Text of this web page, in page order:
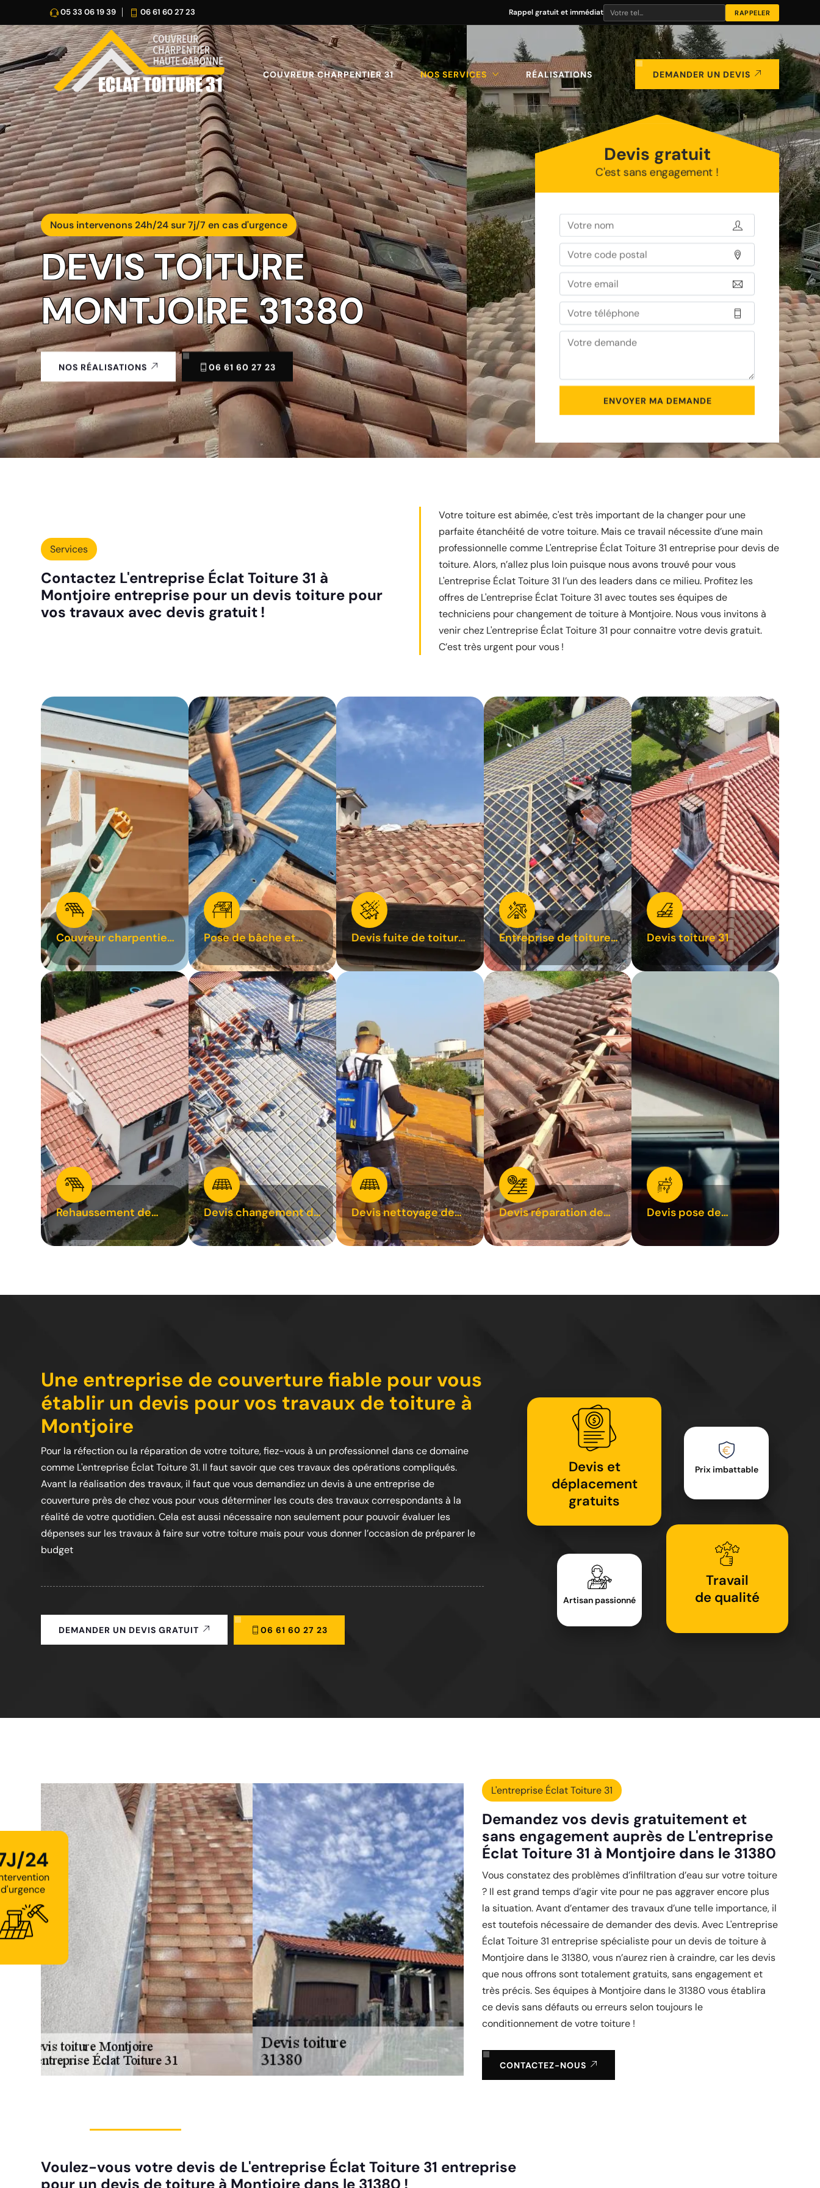
05 33 06 19 39 06 61 60 27 23 Rappel gratuit et immédiat
COUVREUR CHARPENTIER 31 NOS SERVICES RÉALISATIONS DEMANDER UN DEVIS
Nous intervenons 24h/24 sur 7j/7 en cas d'urgence
DEVIS TOITURE
MONTJOIRE 31380
NOS RÉALISATIONS 06 61 60 27 23
Devis gratuit
C'est sans engagement !
Services
Contactez L'entreprise Éclat Toiture 31 à
Montjoire entreprise pour un devis toiture pour
vos travaux avec devis gratuit !
Votre toiture est abimée, c'est très important de la changer pour une
parfaite étanchéité de votre toiture. Mais ce travail nécessite d’une main
professionnelle comme L'entreprise Éclat Toiture 31 entreprise pour devis de
toiture. Alors, n’allez plus loin puisque nous avons trouvé pour vous
L'entreprise Éclat Toiture 31 l’un des leaders dans ce milieu. Profitez les
offres de L'entreprise Éclat Toiture 31 avec toutes ses équipes de
techniciens pour changement de toiture à Montjoire. Nous vous invitons à
venir chez L'entreprise Éclat Toiture 31 pour connaitre votre devis gratuit.
C’est très urgent pour vous !
Couvreur charpentier
31
Pose de bâche et
bâchage de toiture 31
Devis fuite de toiture
31
Entreprise de toiture
31
Devis toiture 31
Rehaussement de
toiture 31
Devis changement de
tuile 31
Devis nettoyage de
toiture 31
Devis réparation de
toiture 31
Devis pose de
Une entreprise de couverture fiable pour vous
établir un devis pour vos travaux de toiture à
Montjoire
Pour la réfection ou la réparation de votre toiture, fiez-vous à un professionnel dans ce domaine
comme L'entreprise Éclat Toiture 31. Il faut savoir que ces travaux des opérations compliqués.
Avant la réalisation des travaux, il faut que vous demandiez un devis à une entreprise de
couverture près de chez vous pour vous déterminer les couts des travaux correspondants à la
réalité de votre quotidien. Cela est aussi nécessaire non seulement pour pouvoir évaluer les
dépenses sur les travaux à faire sur votre toiture mais pour vous donner l’occasion de préparer le
budget
Devis et
déplacement
gratuits
Artisan passionné
Prix imbattable
Travail
de qualité
DEMANDER UN DEVIS GRATUIT 06 61 60 27 23
24
d'urgence
L'entreprise Éclat Toiture 31
Demandez vos devis gratuitement et
sans engagement auprès de L'entreprise
Éclat Toiture 31 à Montjoire dans le 31380
Vous constatez des problèmes d’infiltration d’eau sur votre toiture
? Il est grand temps d’agir vite pour ne pas aggraver encore plus
la situation. Avant d’entamer des travaux d’une telle importance, il
est toutefois nécessaire de demander des devis. Avec L'entreprise
Éclat Toiture 31 entreprise spécialiste pour un devis de toiture à
Montjoire dans le 31380, vous n’aurez rien à craindre, car les devis
que nous offrons sont totalement gratuits, sans engagement et
très précis. Ses équipes à Montjoire dans le 31380 vous établira
ce devis sans défauts ou erreurs selon toujours le
conditionnement de votre toiture !
CONTACTEZ-NOUS
Voulez-vous votre devis de L'entreprise Éclat Toiture 31 entreprise
pour un devis de toiture à Montjoire dans le 31380 !